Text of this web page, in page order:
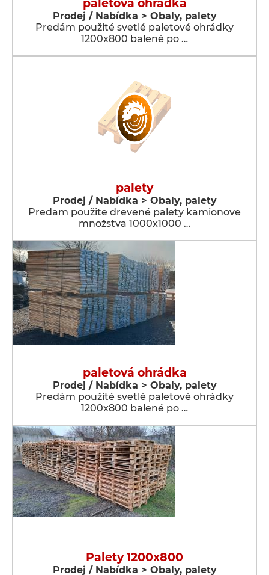
paletová ohrádka
Prodej / Nabídka > Obaly, palety
Predám použité svetlé paletové ohrádky
1200x800 balené po …
palety
Prodej / Nabídka > Obaly, palety
Predam použite drevené palety kamionove
množstva 1000x1000 …
paletová ohrádka
Prodej / Nabídka > Obaly, palety
Predám použité svetlé paletové ohrádky
1200x800 balené po …
Palety 1200x800
Prodej / Nabídka > Obaly, palety